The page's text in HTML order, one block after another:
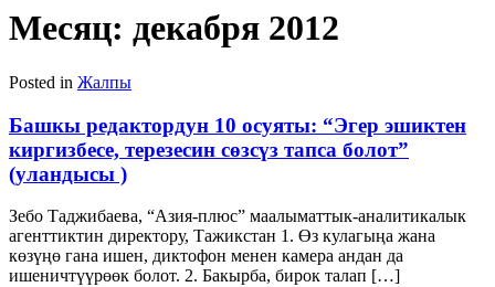
Месяц: декабря 2012
Posted in Жалпы
Башкы редактордун 10 осуяты: “Эгер эшиктен
киргизбесе, терезесин сөзсүз тапса болот”
(уландысы )
Зебо Таджибаева, “Азия-плюс” маалыматтык-аналитикалык
агенттиктин директору, Тажикстан 1. Өз кулагыңа жана
көзүңө гана ишен, диктофон менен камера андан да
ишеничтүүрөөк болот. 2. Бакырба, бирок талап […]